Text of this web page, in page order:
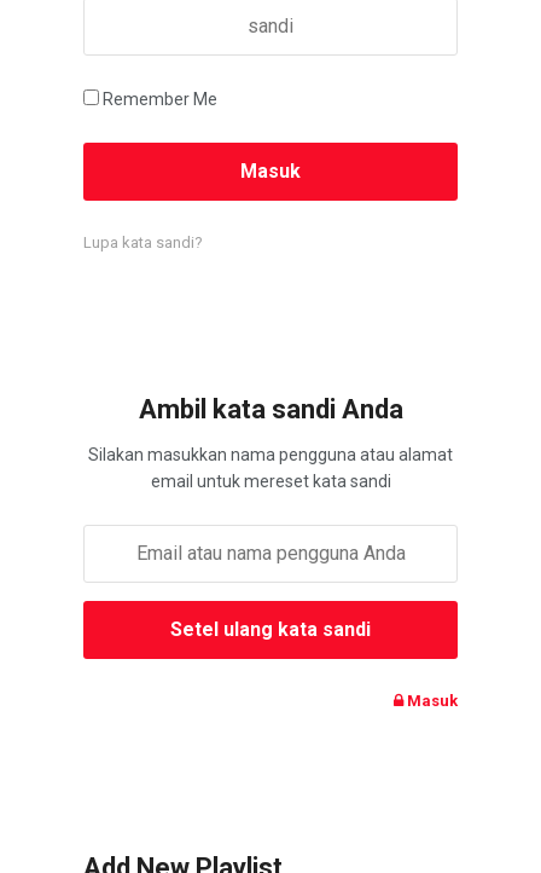
Remember Me
Lupa kata sandi?
Ambil kata sandi Anda
Silakan masukkan nama pengguna atau alamat
email untuk mereset kata sandi
Masuk